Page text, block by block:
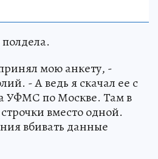
мою анкету, -
- А ведь я скачал ее с
УФМС по Москве. Там в
вместо одной.
вбивать данные